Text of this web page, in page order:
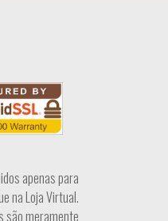
apenas para
na Loja Virtual.
são meramente